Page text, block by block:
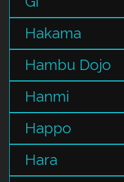
Hakama
Hambu Dojo
Hanmi
Happo
Hara